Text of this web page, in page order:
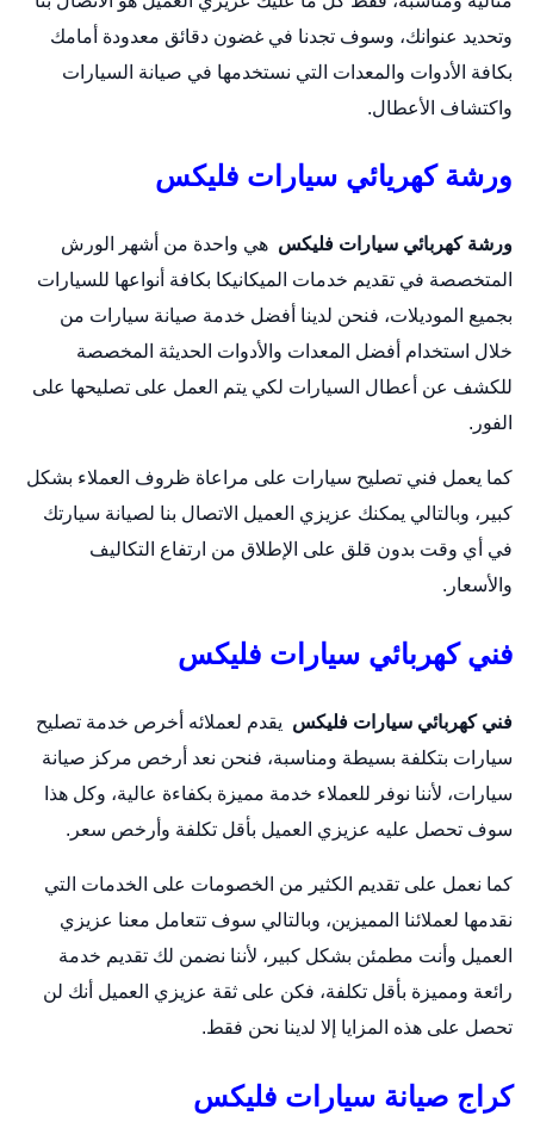
وتحديد عنوانك، وسوف تجدنا في غضون دقائق معدودة أمامك
بكافة الأدوات والمعدات التي نستخدمها في صيانة السيارات
واكتشاف الأعطال.
ورشة كهريائي سيارات فليكس
ورشة كهربائي سيارات فليكس هي واحدة من أشهر الورش
المتخصصة في تقديم خدمات الميكانيكا بكافة أنواعها للسيارات
بجميع الموديلات، فنحن لدينا أفضل خدمة صيانة سيارات من
خلال استخدام أفضل المعدات والأدوات الحديثة المخصصة
للكشف عن أعطال السيارات لكي يتم العمل على تصليحها على
الفور.
كما يعمل فني تصليح سيارات على مراعاة ظروف العملاء بشكل
كبير، وبالتالي يمكنك عزيزي العميل الاتصال بنا لصيانة سيارتك
في أي وقت بدون قلق على الإطلاق من ارتفاع التكاليف
والأسعار.
فني كهربائي سيارات فليكس
فني كهربائي سيارات فليكس يقدم لعملائه أخرص خدمة تصليح
سيارات بتكلفة بسيطة ومناسبة، فنحن نعد أرخص مركز صيانة
سيارات، لأننا نوفر للعملاء خدمة مميزة بكفاءة عالية، وكل هذا
سوف تحصل عليه عزيزي العميل بأقل تكلفة وأرخص سعر.
كما نعمل على تقديم الكثير من الخصومات على الخدمات التي
نقدمها لعملائنا المميزين، وبالتالي سوف تتعامل معنا عزيزي
العميل وأنت مطمئن بشكل كبير، لأننا نضمن لك تقديم خدمة
رائعة ومميزة بأقل تكلفة، فكن على ثقة عزيزي العميل أنك لن
تحصل على هذه المزايا إلا لدينا نحن فقط.
كراج صيانة سيارات فليكس